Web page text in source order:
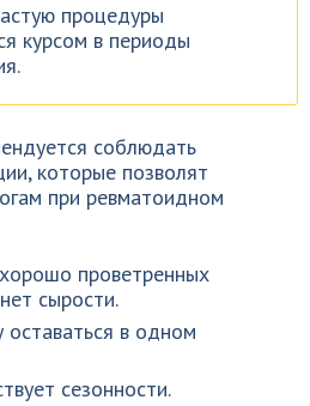
процедуры
курсом в периоды
соблюдать
которые позволят
при ревматоидном
проветренных
сырости.
в одном
сезонности.